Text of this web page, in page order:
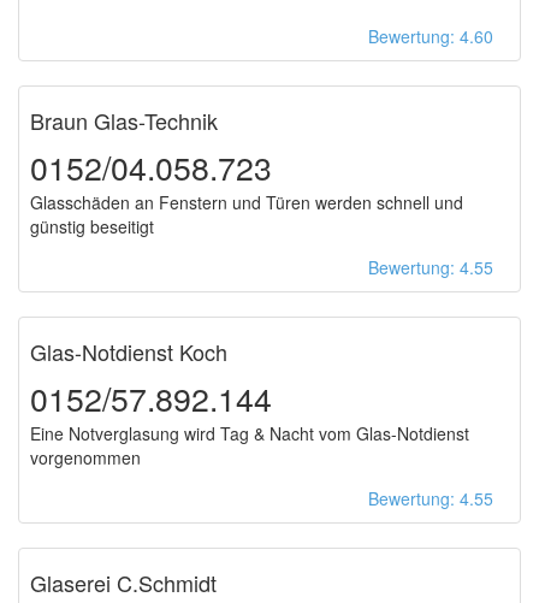
Bewertung: 4.60
Braun Glas-Technik
0152/04.058.723
Glasschäden an Fenstern und Türen werden schnell und
günstig beseitigt
Bewertung: 4.55
Glas-Notdienst Koch
0152/57.892.144
Eine Notverglasung wird Tag & Nacht vom Glas-Notdienst
vorgenommen
Bewertung: 4.55
Glaserei C.Schmidt